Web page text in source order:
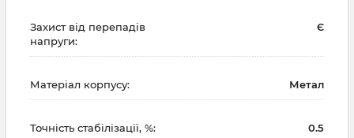
Захист від перепадів
напруги:
Є
Матеріал корпусу: Метал
Точність стабілізації, %: 0.5